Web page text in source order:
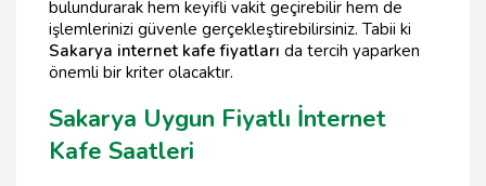
bulundurarak hem keyifli vakit geçirebilir hem de
işlemlerinizi güvenle gerçekleştirebilirsiniz. Tabii ki
Sakarya internet kafe fiyatları da tercih yaparken
önemli bir kriter olacaktır.
Sakarya Uygun Fiyatlı İnternet
Kafe Saatleri